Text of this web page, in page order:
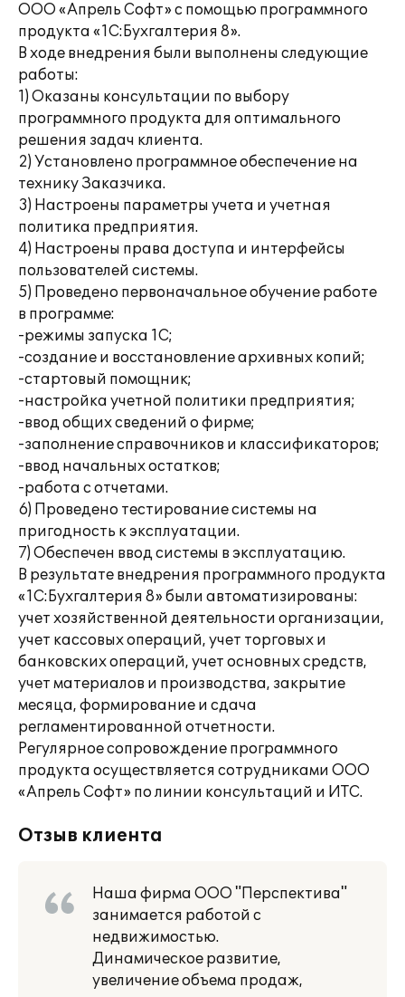
ООО «Апрель Софт» с помощью программного
продукта «1С:Бухгалтерия 8».
В ходе внедрения были выполнены следующие
работы:
1) Оказаны консультации по выбору
программного продукта для оптимального
решения задач клиента.
2) Установлено программное обеспечение на
технику Заказчика.
3) Настроены параметры учета и учетная
политика предприятия.
4) Настроены права доступа и интерфейсы
пользователей системы.
5) Проведено первоначальное обучение работе
в программе:
-режимы запуска 1С;
-создание и восстановление архивных копий;
-стартовый помощник;
-настройка учетной политики предприятия;
-ввод общих сведений о фирме;
-заполнение справочников и классификаторов;
-ввод начальных остатков;
-работа с отчетами.
6) Проведено тестирование системы на
пригодность к эксплуатации.
7) Обеспечен ввод системы в эксплуатацию.
В результате внедрения программного продукта
«1С:Бухгалтерия 8» были автоматизированы:
учет хозяйственной деятельности организации,
учет кассовых операций, учет торговых и
банковских операций, учет основных средств,
учет материалов и производства, закрытие
месяца, формирование и сдача
регламентированной отчетности.
Регулярное сопровождение программного
продукта осуществляется сотрудниками ООО
«Апрель Софт» по линии консультаций и ИТС.
Отзыв клиента
Наша фирма ООО "Перспектива"
занимается работой с
недвижимостью.
Динамическое развитие,
увеличение объема продаж,